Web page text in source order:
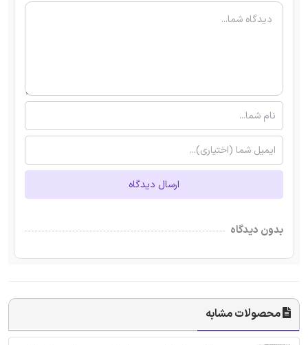
ارسال دیدگاه
بدون دیدگاه
محصولات مشابه